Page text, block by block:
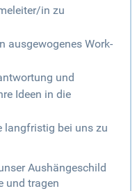
in zu
ausgewogenes Work-
und
Ideen in die
langfristig bei uns zu
Aushängeschild
und tragen